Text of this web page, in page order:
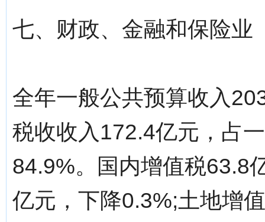
七、财政、金融和保险业
全年一般公共预算收入
税收收入172.4亿元，占
84.9%。国内增值税63.8
亿元，下降0.3%;土地增